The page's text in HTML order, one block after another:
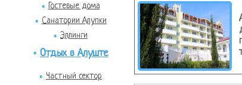
Гостевые дома
Санатории Алупки
Эллинги
Отдых в Алуште
Частный сектор